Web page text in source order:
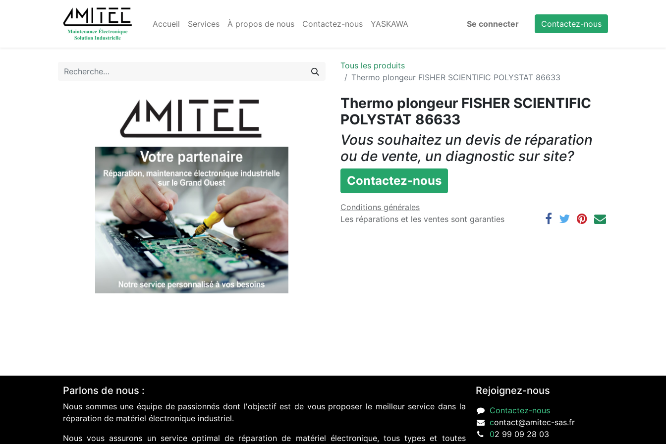
Accueil Services À propos de nous Contactez-nous YASKAWA Se connecter Contactez-nous
Tous les produits
Thermo plongeur FISHER SCIENTIFIC POLYSTAT 86633
Thermo plongeur FISHER SCIENTIFIC
POLYSTAT 86633
Vous souhaitez un devis de réparation
ou de vente, un diagnostic sur site?
Contactez-nous
Conditions générales
Les réparations et les ventes sont garanties
Parlons de nous :
Nous sommes une équipe de passionnés dont l'objectif est de vous proposer le meilleur service dans la
réparation de matériel électronique industriel.
Nous vous assurons un service optimal de réparation de matériel électronique, tous types et toutes
Rejoignez-nous
Contactez-nous
contact@amitec-sas.fr
02 99 09 28 03